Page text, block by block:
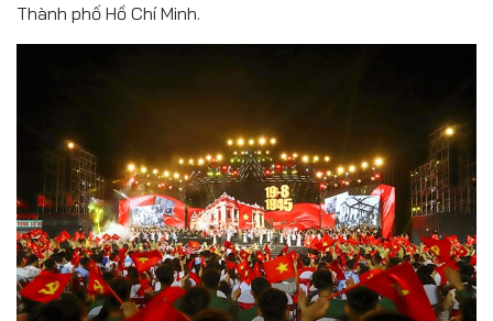
Thành phố Hồ Chí Minh.